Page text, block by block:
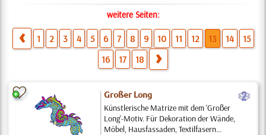
weitere Seiten:
1 2 3 4 5 6 7 8 9 10 11 12 13 14
15
16
17 18
Großer Long b
Künstlerische Matrize mit dem 'Großer
Long'-Motiv. Für Dekoration der Wände,
Möbel, Hausfassaden, Textilfasern...